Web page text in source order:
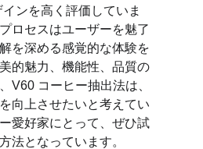
ンを高く評価していま
ロセスはユーザーを魅了
を深める感覚的な体験を
的魅力、機能性、品質の
V60 コーヒー抽出法は、
向上させたいと考えてい
愛好家にとって、ぜひ試
法となっています。